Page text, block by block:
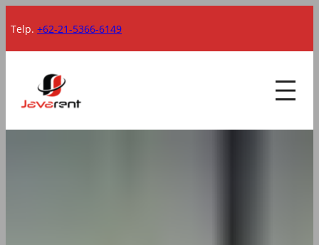
ke
konten
Telp.+62-21-5366-6149